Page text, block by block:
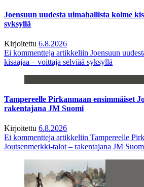
Joensuun uudesta uimahallista kolme
syksyllä
Kirjoitettu 6.8.2026
Ei kommentteja artikkeliin Joensuun
kisaajaa – voittaja selviää syksyllä
Tampereelle Pirkanmaan ensimmäiset
rakentajana JM Suomi
Kirjoitettu 6.8.2026
Ei kommentteja artikkeliin Tampereelle
Joutsenmerkki-talot – rakentajana JM